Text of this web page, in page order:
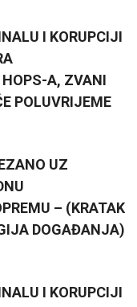
I KORUPCIJI
A, ZVANI
POLUVRIJEME
UZ
– (KRATAK
DOGAĐANJA)
I KORUPCIJI